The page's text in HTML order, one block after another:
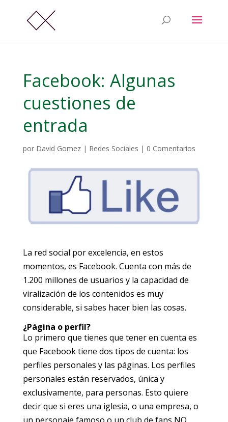
Facebook: Algunas
cuestiones de
entrada
por David Gomez| Redes Sociales | 0 Comentarios
La red social por excelencia, en estos
momentos, es Facebook. Cuenta con más de
1.200 millones de usuarios y la capacidad de
viralización de los contenidos es muy
considerable, si sabes hacer bien las cosas.
¿Página o perfil?
Lo primero que tienes que tener en cuenta es
que Facebook tiene dos tipos de cuenta: los
perfiles personales y las páginas. Los perfiles
personales están reservados, única y
exclusivamente, para personas. Esto quiere
decir que si eres una iglesia, o una empresa, o